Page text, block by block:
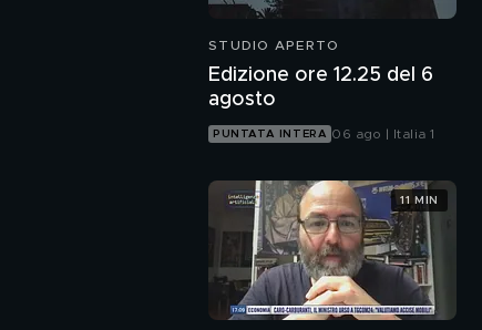
STUDIO APERTO
Edizione ore 12.25 del 6
agosto
PUNTATA INTERA 06 ago | Italia 1
11 MIN